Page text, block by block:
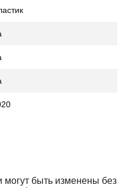
могут быть изменены без